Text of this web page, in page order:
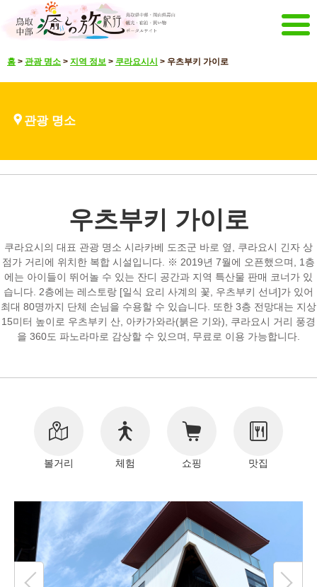
홈 이벤트 캠페인
볼거리 영상
기타 메뉴
돗토리 중부 관광 추진기구 문의
사이트 맵 해당 사이트에 대해서
저작권 정보
홈 > 관광 명소 > 지역 정보 > 쿠라요시시 > 우츠부키 가이로
관광 명소
우츠부키 가이로
쿠라요시의 대표 관광 명소 시라카베 도조군 바로 옆, 쿠라요시 긴자 상
점가 거리에 위치한 복합 시설입니다. ※ 2019년 7월에 오픈했으며, 1층
에는 아이들이 뛰어놀 수 있는 잔디 공간과 지역 특산물 판매 코너가 있
습니다. 2층에는 레스토랑 [일식 요리 사계의 꽃, 우츠부키 선녀]가 있어
최대 80명까지 단체 손님을 수용할 수 있습니다. 또한 3층 전망대는 지상
15미터 높이로 우츠부키 산, 아카가와라(붉은 기와), 쿠라요시 거리 풍경
을 360도 파노라마로 감상할 수 있으며, 무료로 이용 가능합니다.
볼거리 체험 쇼핑 맛집